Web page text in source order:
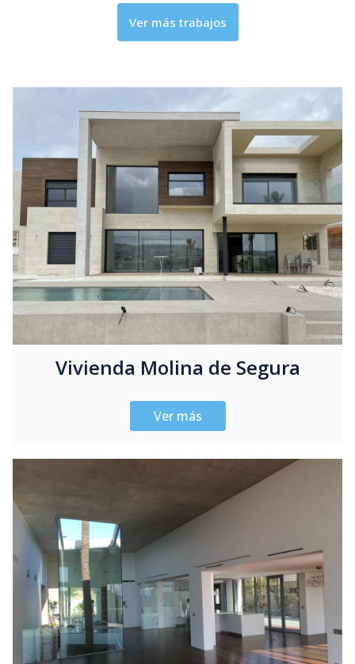
Ver más trabajos
Vivienda Molina de Segura
Ver más